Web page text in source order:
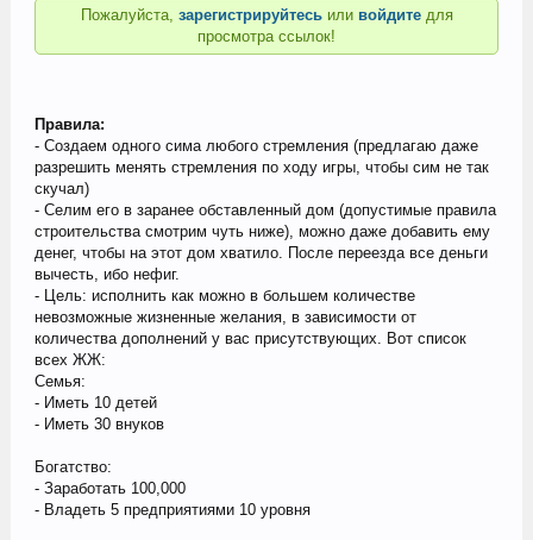
Пожалуйста, зарегистрируйтесьили войдите для
просмотра ссылок!
Правила:
- Создаем одного сима любого стремления (предлагаю даже
разрешить менять стремления по ходу игры, чтобы сим не так
скучал)
- Селим его в заранее обставленный дом (допустимые правила
строительства смотрим чуть ниже), можно даже добавить ему
денег, чтобы на этот дом хватило. После переезда все деньги
вычесть, ибо нефиг.
- Цель: исполнить как можно в большем количестве
невозможные жизненные желания, в зависимости от
количества дополнений у вас присутствующих. Вот список
всех ЖЖ:
Семья:
- Иметь 10 детей
- Иметь 30 внуков
Богатство:
- Заработать 100,000
- Владеть 5 предприятиями 10 уровня